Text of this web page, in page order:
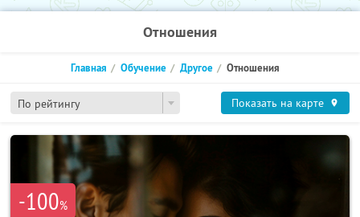
Отношения
По рейтингу
Главная Обучение Другое Отношения
Показать на карте
-100%